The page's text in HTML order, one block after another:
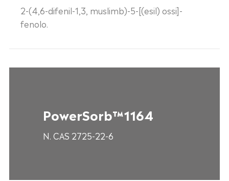
2-(4,6-difenil-1,3, muslimb)-5-[(esil) ossi]-
fenolo.
PowerSorb™1164
N. CAS 2725-22-6